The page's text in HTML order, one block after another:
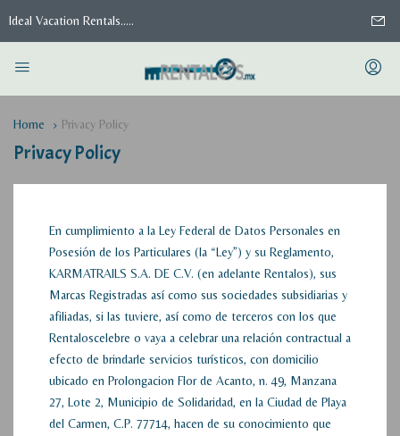
Ideal Vacation Rentals.....
Home Privacy Policy
Privacy Policy
En cumplimiento a la Ley Federal de Datos Personales en
Posesión de los Particulares (la “Ley”) y su Reglamento,
KARMATRAILS S.A. DE C.V. (en adelante Rentalos), sus
Marcas Registradas así como sus sociedades subsidiarias y
afiliadas, si las tuviere, así como de terceros con los que
Rentaloscelebre o vaya a celebrar una relación contractual a
efecto de brindarle servicios turísticos, con domicilio
ubicado en Prolongacion Flor de Acanto, n. 49, Manzana
27, Lote 2, Municipio de Solidaridad, en la Ciudad de Playa
del Carmen, C.P. 77714, hacen de su conocimiento que